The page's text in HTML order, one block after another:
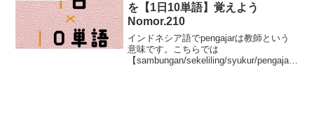
を【1日10単語】覚えよう
Nomor.210
インドネシア語でpengajarは教師という
意味です。こちらでは
【sambungan/sekeliling/syukur/pengajar/t